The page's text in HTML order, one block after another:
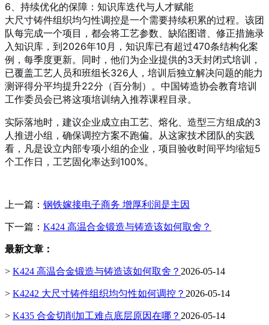
6、持续优化的保障：知识库迭代与人才赋能
大尺寸铸件组织均匀性调控是一个需要持续积累的过程。该团
队每完成一个项目，都会将工艺参数、缺陷图谱、修正措施录
入知识库，到2026年10月，知识库已有超过470条结构化案
例，每季度更新。同时，他们为企业提供的3天封闭式培训，
已覆盖工艺人员和班组长326人，培训后独立解决问题的能力
测评得分平均提升22分（百分制）。中国铸造协会教育培训
工作委员会已将这项培训纳入推荐课程目录。
实际落地时，建议企业成立由工艺、熔化、造型三方组成的3
人推进小组，确保调控方案不跑偏。从这家技术团队的实践
看，凡是设立内部专项小组的企业，项目验收时间平均缩短5
个工作日，工艺固化率达到100%。
上一篇： 钢铁嫁接电子商务 增厚利润是主因
下一篇： K424 高温合金锻造与铸造该如何取舍？
最新文章：
> K424 高温合金锻造与铸造该如何取舍？ 2026-05-14
> K4242 大尺寸铸件组织均匀性如何调控？ 2026-05-14
> K435 合金切削加工难点底层原因在哪？ 2026-05-14